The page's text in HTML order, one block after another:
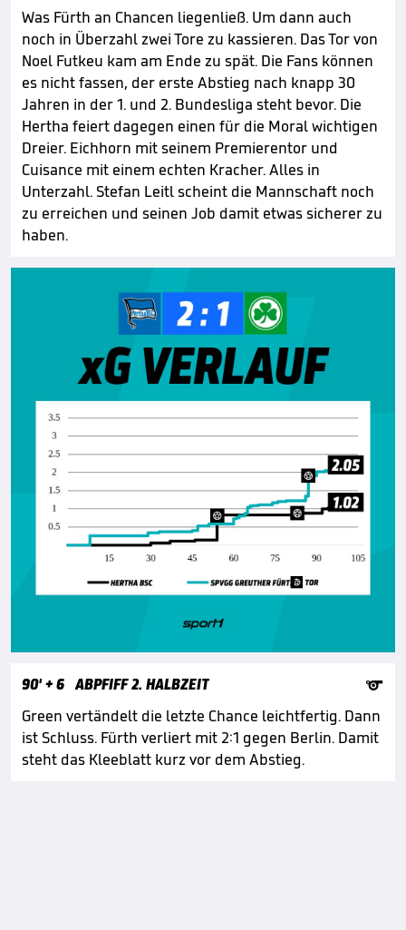
Was Fürth an Chancen liegenließ. Um dann auch
noch in Überzahl zwei Tore zu kassieren. Das Tor von
Noel Futkeu kam am Ende zu spät. Die Fans können
es nicht fassen, der erste Abstieg nach knapp 30
Jahren in der 1. und 2. Bundesliga steht bevor. Die
Hertha feiert dagegen einen für die Moral wichtigen
Dreier. Eichhorn mit seinem Premierentor und
Cuisance mit einem echten Kracher. Alles in
Unterzahl. Stefan Leitl scheint die Mannschaft noch
zu erreichen und seinen Job damit etwas sicherer zu
haben.
90'+ 6 ABPFIFF 2. HALBZEIT

Green vertändelt die letzte Chance leichtfertig. Dann
ist Schluss. Fürth verliert mit 2:1 gegen Berlin. Damit
steht das Kleeblatt kurz vor dem Abstieg.